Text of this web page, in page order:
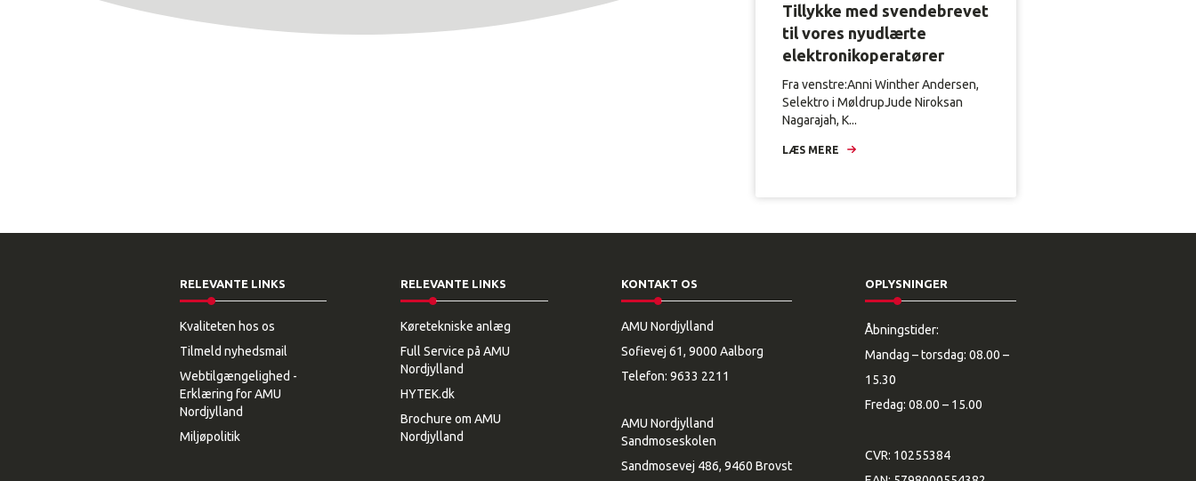
Tillykke med svendebrevet
til vores nyudlærte
elektronikoperatører
Fra venstre:Anni Winther Andersen,
Selektro i MøldrupJude Niroksan
Nagarajah, K...
LÆS MERE
RELEVANTE LINKS
Kvaliteten hos os
Tilmeld nyhedsmail
Webtilgængelighed -
Erklæring for AMU
Nordjylland
Miljøpolitik
RELEVANTE LINKS
Køretekniske anlæg
Full Service på AMU
Nordjylland
HYTEK.dk
Brochure om AMU
Nordjylland
KONTAKT OS
AMU Nordjylland
Sofievej 61, 9000 Aalborg
Telefon: 9633 2211
AMU Nordjylland
Sandmoseskolen
Sandmosevej 486, 9460 Brovst
OPLYSNINGER
Åbningstider:
Mandag – torsdag: 08.00 –
15.30
Fredag: 08.00 – 15.00
CVR: 10255384